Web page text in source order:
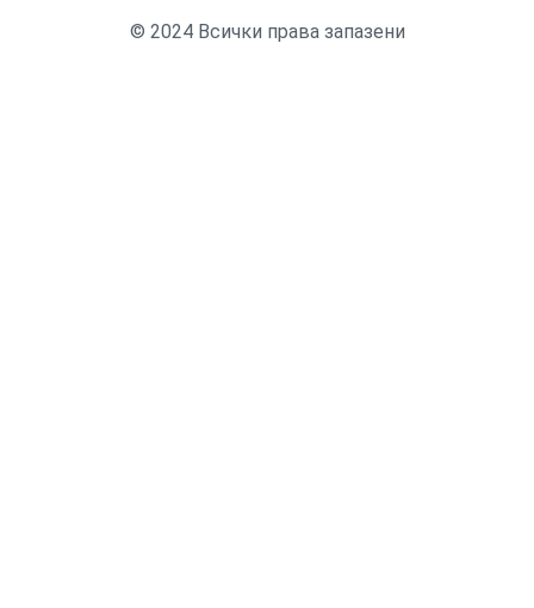
© 2024 Всички права запазени